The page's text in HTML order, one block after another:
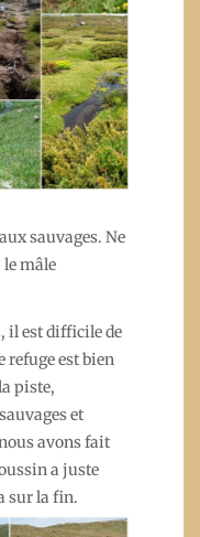
sauvages. Ne
le mâle
il est difficile de
refuge est bien
piste,
et
avons fait
a juste
sur la fin.